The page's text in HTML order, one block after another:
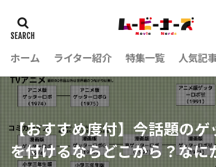
ホーム ライター紹介 特集一覧 人気記
【おすすめ度付】今話題のゲ
を付けるならどこから？なに